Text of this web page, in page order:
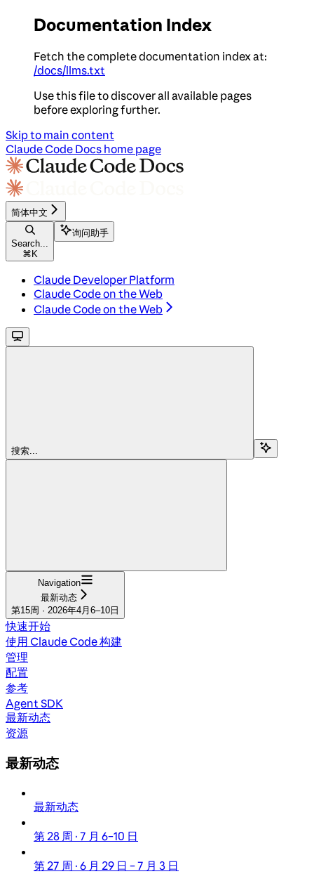
Documentation Index
Fetch the complete documentation index at:
/docs/llms.txt
Use this file to discover all available pages
before exploring further.
Skip to main content
Claude Code Docs home page
简体中文
Search...
⌘ K
询问助手
Claude Developer Platform
Claude Code on the Web
Claude Code on the Web
搜索...
Navigation
最新动态
第15周 · 2026年4月6–10日
快速开始
使用 Claude Code 构建
管理
配置
参考
Agent SDK
最新动态
资源
最新动态
最新动态
第 28 周 · 7 月 6–10 日
第 27 周 · 6 月 29 日 – 7 月 3 日